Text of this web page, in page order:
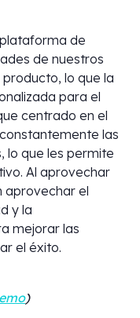
de
de nuestros
lo que la
para el
centrado en el
las
lo que les permite
Al aprovechar
aprovechar el
y la
mejorar las
el éxito.
)